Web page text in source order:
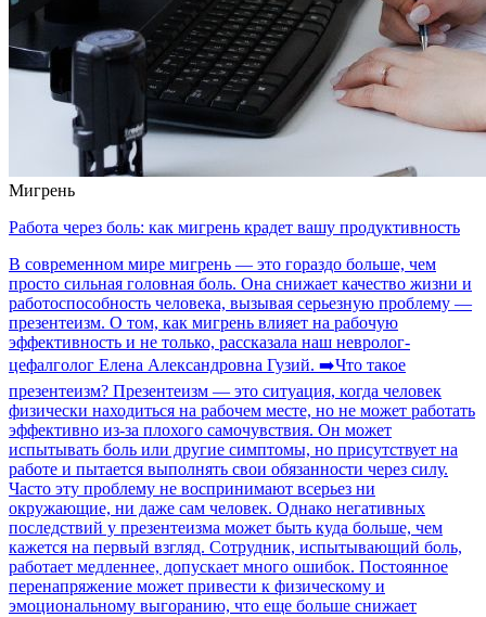
Мигрень
Работа через боль: как мигрень крадет вашу продуктивность
В современном мире мигрень — это гораздо больше, чем
просто сильная головная боль. Она снижает качество жизни и
работоспособность человека, вызывая серьезную проблему —
презентеизм. О том, как мигрень влияет на рабочую
эффективность и не только, рассказала наш невролог-
цефалголог Елена Александровна Гузий. ➡️Что такое
презентеизм? Презентеизм — это ситуация, когда человек
физически находиться на рабочем месте, но не может работать
эффективно из-за плохого самочувствия. Он может
испытывать боль или другие симптомы, но присутствует на
работе и пытается выполнять свои обязанности через силу.
Часто эту проблему не воспринимают всерьез ни
окружающие, ни даже сам человек. Однако негативных
последствий у презентеизма может быть куда больше, чем
кажется на первый взгляд. Сотрудник, испытывающий боль,
работает медленнее, допускает много ошибок. Постоянное
перенапряжение может привести к физическому и
эмоциональному выгоранию, что еще больше снижает